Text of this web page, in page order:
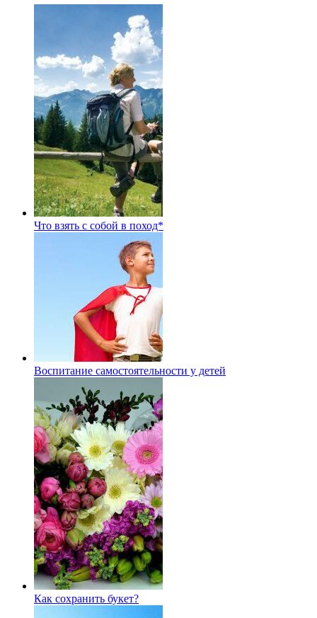
Что взять с собой в поход*
Воспитание самостоятельности у детей
Как сохранить букет?